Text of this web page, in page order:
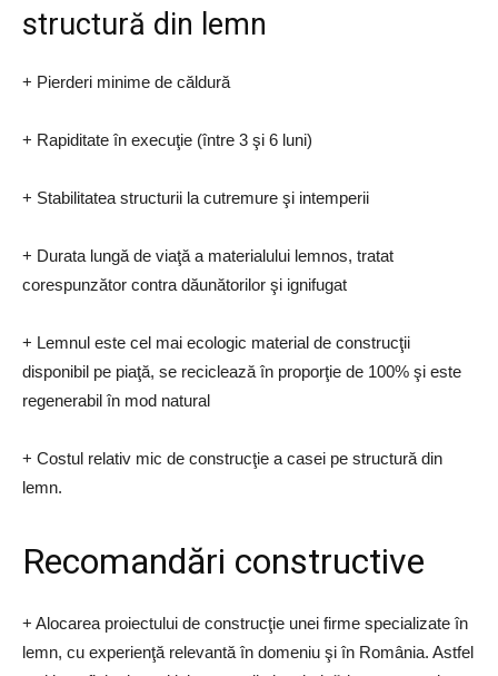
structură din lemn
+ Pierderi minime de căldură
+ Rapiditate în execuţie (între 3 şi 6 luni)
+ Stabilitatea structurii la cutremure şi intemperii
+ Durata lungă de viaţă a materialului lemnos, tratat
corespunzător contra dăunătorilor şi ignifugat
+ Lemnul este cel mai ecologic material de construcţii
disponibil pe piaţă, se reciclează în proporţie de 100% şi este
regenerabil în mod natural
+ Costul relativ mic de construcţie a casei pe structură din
lemn.
Recomandări constructive
+ Alocarea proiectului de construcţie unei firme specializate în
lemn, cu experienţă relevantă în domeniu şi în România. Astfel